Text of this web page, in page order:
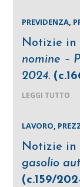
PREVIDENZA,
Notizie in
nomine –
2024.
LEGGI TUTTO
LAVORO,
Notizie in
gasolio
(c.159/